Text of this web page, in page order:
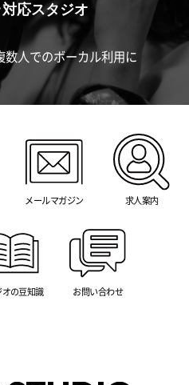
応スタジオ
数人でのボーカル利用に
メールマガジン 求人案内
の豆知識 お問い合わせ